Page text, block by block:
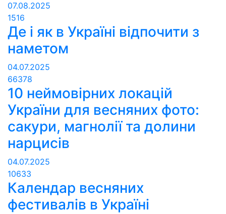
07.08.2025
1516
Де і як в Україні відпочити з
наметом
04.07.2025
66378
10 неймовірних локацій
України для весняних фото:
сакури, магнолії та долини
нарцисів
04.07.2025
10633
Календар весняних
фестивалів в Україні